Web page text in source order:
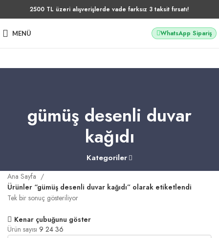
2500 TL üzeri alışverişlerde vade farksız 3 taksit fırsatı!
MENÜ WhatsApp Sipariş
gümüş desenli duvar
kağıdı
Kategoriler
Ana Sayfa
Ürünler “gümüş desenli duvar kağıdı” olarak etiketlendi
Tek bir sonuç gösteriliyor
Kenar çubuğunu göster
Ürün sayısı 9 24 36